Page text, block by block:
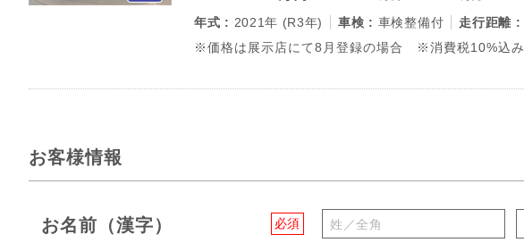
年式 : 2021年 (R3年) 車検 : 車検整備付 走行距離 :
※価格は展示店にて8月登録の場合 ※消費税10%込み
お客様情報
必須
お名前（漢字）